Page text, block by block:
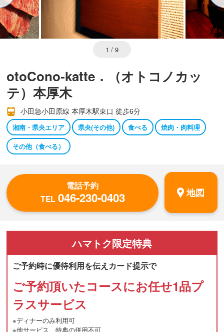
1 / 9
otoCono‐katte．（オトコノカッ
テ）本厚木
小田急小田原線 本厚木駅東口 徒歩6分
湘南・県央エリア 県央(その他) 食べる
焼肉・肉料理
その他（食べる）
電話予約
TEL 046-230-0403 地図
ハマトク限定特典
ご予約時に優待利用を伝えカード提示で
ご予約頂いたコースにお任せ1品プ
ラスサービス
※ディナーのみ利用可
※他サービス、特典の併用不可